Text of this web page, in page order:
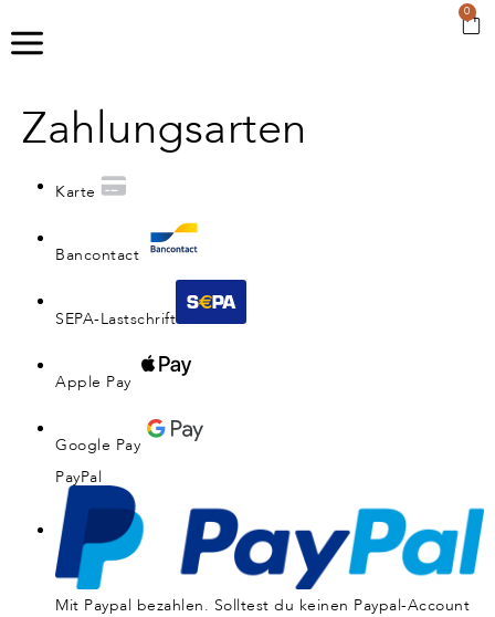
0
Zahlungsarten
Karte
Bancontact
SEPA-Lastschrift
Apple Pay
Google Pay
PayPal
Mit Paypal bezahlen. Solltest du keinen Paypal-Account